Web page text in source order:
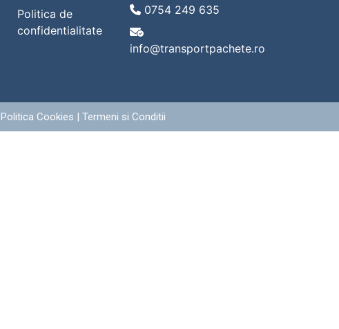
Politica de
confidentialitate
0754 249 635
info@transportpachete.ro
Politica Cookies | Termeni si Conditii